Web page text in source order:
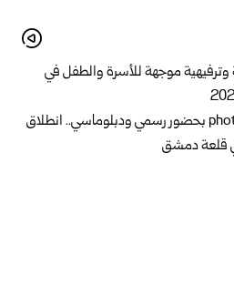
موجهة للأسرة والطفل في